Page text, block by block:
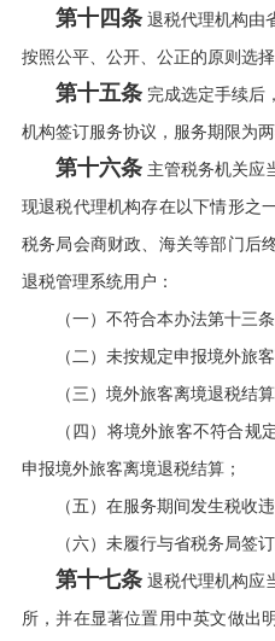
第十四条退税代理机构由
按照公平、公开、公正的原则选
第十五条完成选定手续后
机构签订服务协议，服务期限为两
第十六条主管税务机关应
现退税代理机构存在以下情形之
税务局会商财政、海关等部门后
退税管理系统用户：
（一）不符合本办法第十三
（二）未按规定申报境外旅
（三）境外旅客离境退税结
（四）将境外旅客不符合规
申报境外旅客离境退税结算；
（五）在服务期间发生税收
（六）未履行与省税务局签
第十七条退税代理机构应
所，并在显著位置用中英文做出